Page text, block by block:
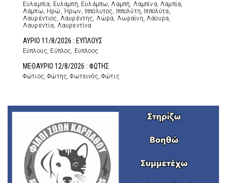
Ευλαμπία, Ευλαμπή, Ευλάμπω, Λαμπή, Λαμπίνα, Λαμπία,
Λάμπω, Ηρώ, Ήρων, Ιππόλυτος, Ιππολύτη, Ιππολύτα,
Λαυρέντιος, Λαυρέντης, Λώρα, Λωραίνη, Λάουρα,
Λαυρεντία, Λαυρεντίνα
ΑΥΡΙΟ 11/8/2026 : ΕΥΠΛΟΥΣ
Εύπλους, Εύπλος, Εύπλοος
ΜΕΘΑΥΡΙΟ 12/8/2026 : ΦΩΤΗΣ
Φώτιος, Φώτης, Φωτεινός, Φώτις